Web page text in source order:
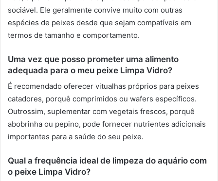
sociável. Ele geralmente convive muito com outras
espécies de peixes desde que sejam compatíveis em
termos de tamanho e comportamento.
Uma vez que posso prometer uma alimento
adequada para o meu peixe Limpa Vidro?
É recomendado oferecer vitualhas próprios para peixes
catadores, porquê comprimidos ou wafers específicos.
Outrossim, suplementar com vegetais frescos, porquê
abobrinha ou pepino, pode fornecer nutrientes adicionais
importantes para a saúde do seu peixe.
Qual a frequência ideal de limpeza do aquário com
o peixe Limpa Vidro?